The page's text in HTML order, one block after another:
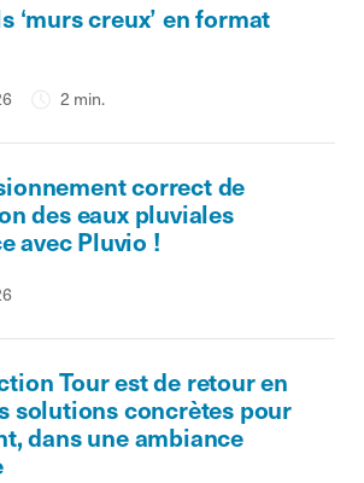
‘murs creux’ en format
2 min.
correct de
des eaux pluviales
avec Pluvio !
Tour est de retour en
solutions concrètes pour
dans une ambiance